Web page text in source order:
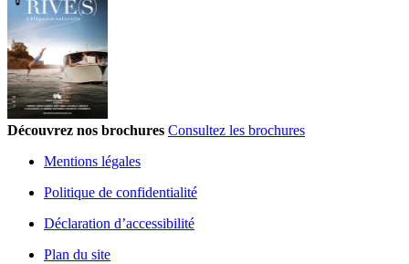
Découvrez nos brochures Consultez les brochures
Mentions légales
Politique de confidentialité
Déclaration d’accessibilité
Plan du site